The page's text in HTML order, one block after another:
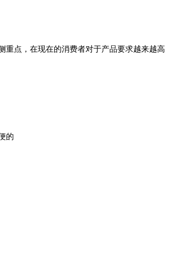
重点，在现在的消费者对于产品要求越来越高
的